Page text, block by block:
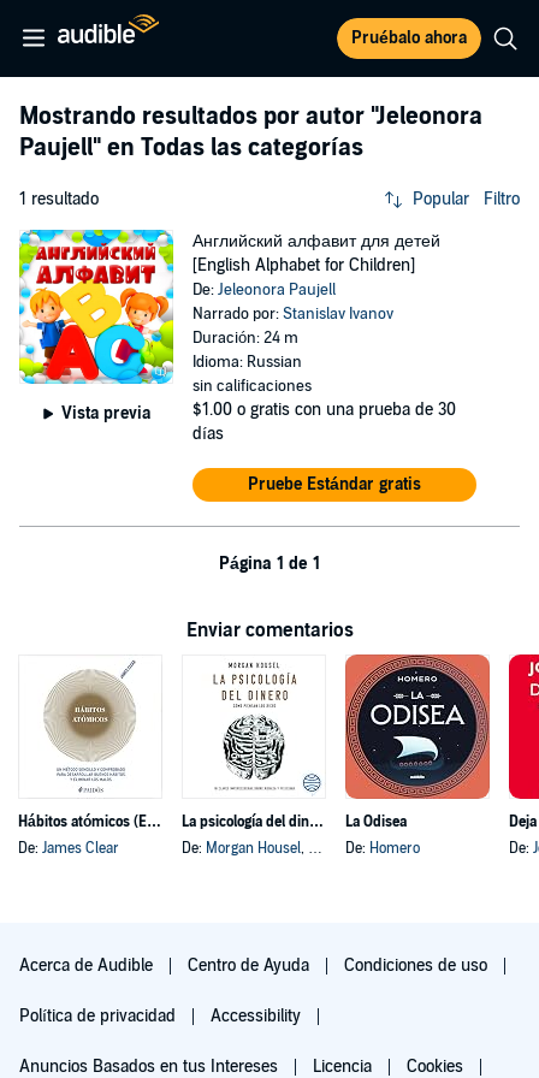
Pruébalo ahora
Mostrando resultados por autor "Jeleonora
Paujell" en Todas las categorías
1 resultado Popular Filtro
Vista previa
Английский алфавит для детей
[English Alphabet for Children]
De:Jeleonora Paujell
Narrado por:Stanislav Ivanov
Duración: 24 m
Idioma: Russian
sin calificaciones
$1.00 o gratis con una prueba de 30
días
Pruebe Estándar gratis
Página 1 de 1
Enviar comentarios
Hábitos atómicos (Español neutro)
De: James Clear
La psicología del dinero
De: Morgan Housel, y otros
La Odisea
De: Homero
De:
Acerca de Audible Centro de Ayuda Condiciones de uso
Política de privacidad Accessibility
Anuncios Basados en tus Intereses Licencia Cookies